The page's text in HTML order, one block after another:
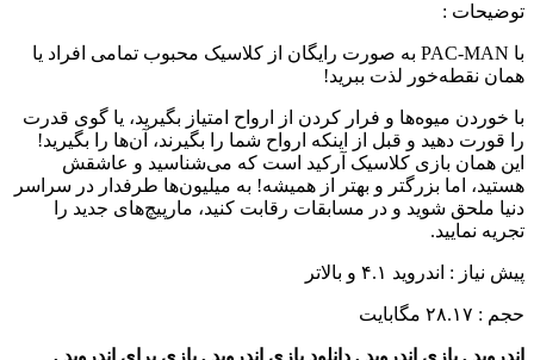
توضیحات :
با PAC-MAN به صورت رایگان از کلاسیک محبوب تمامی افراد یا
همان نقطه‌خور لذت ببرید!
با خوردن میوه‌ها و فرار کردن از ارواح امتیاز بگیرید، یا گوی قدرت
را قورت دهید و قبل از اینکه ارواح شما را بگیرند، آن‌ها را بگیرید!
این همان بازی کلاسیک آرکید است که می‌شناسید و عاشقش
هستید، اما بزرگتر و بهتر از همیشه! به میلیون‌ها طرفدار در سراسر
دنیا ملحق شوید و در مسابقات رقابت کنید، مارپیچ‌های جدید را
تجریه نمایید.
پیش نیاز : اندروید ۴.۱ و بالاتر
حجم : ۲۸.۱۷ مگابایت